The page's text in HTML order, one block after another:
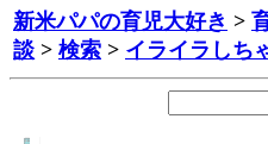
新米パパの育児大好き >
談 > 検索 > イライラしち